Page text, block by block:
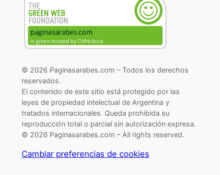
© 2026 Paginasarabes.com – Todos los derechos
reservados.
El contenido de este sitio está protegido por las
leyes de propiedad intelectual de Argentina y
tratados internacionales. Queda prohibida su
reproducción total o parcial sin autorización expresa.
© 2026 Paginasarabes.com – All rights reserved.
Cambiar preferencias de cookies